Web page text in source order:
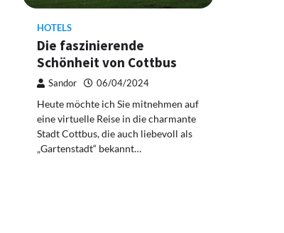
HOTELS
Die faszinierende
Schönheit von Cottbus
Sandor 06/04/2024
Heute möchte ich Sie mitnehmen auf
eine virtuelle Reise in die charmante
Stadt Cottbus, die auch liebevoll als
„Gartenstadt“ bekannt…